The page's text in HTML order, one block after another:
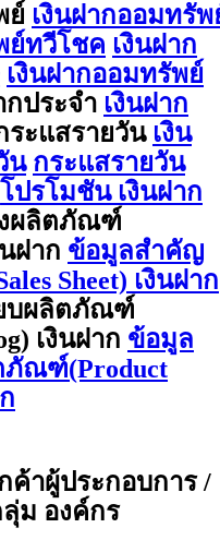
ย์ เงินฝากออมทรัพ
ย์ทวีโชค เงินฝาก
เงินฝากออมทรัพย์
กประจำ เงินฝาก
ระแสรายวัน เงิน
น กระแสรายวัน
โปรโมชัน เงินฝาก
ผลิตภัณฑ์
นฝาก ข้อมูลสำคัญ
Sheet) เงินฝาก
บผลิตภัณฑ์
เงินฝาก ข้อมูล
ภัณฑ์(Product
าผู้ประกอบการ /
ม องค์กร